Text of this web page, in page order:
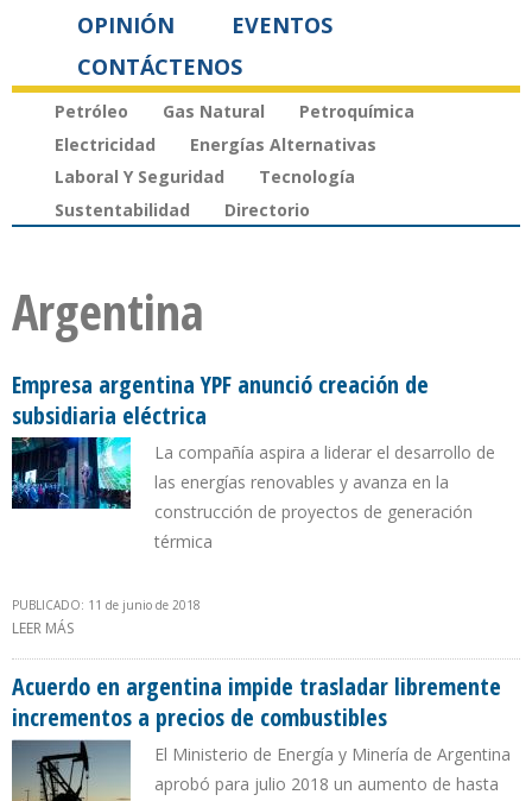
OPINIÓN
EVENTOS
CONTÁCTENOS
Petróleo Gas Natural
Petroquímica
Electricidad
Energías Alternativas
Laboral Y Seguridad
Tecnología
Sustentabilidad
Directorio
Argentina
Empresa argentina YPF anunció creación de
subsidiaria eléctrica
La compañía aspira a liderar el desarrollo de
las energías renovables y avanza en la
construcción de proyectos de generación
térmica
PUBLICADO: 11 de junio de 2018
LEER MÁS
Acuerdo en argentina impide trasladar libremente
incrementos a precios de combustibles
El Ministerio de Energía y Minería de Argentina
aprobó para julio 2018 un aumento de hasta